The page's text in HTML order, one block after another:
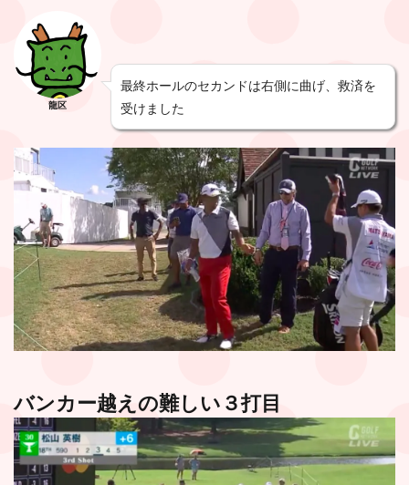
龍区
最終ホールのセカンドは右側に曲げ、救済を
受けました
バンカー越えの難しい３打目